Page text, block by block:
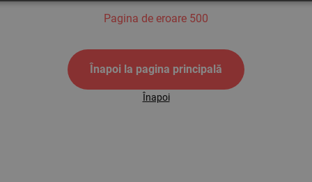
Pagina de eroare 500
Înapoi la pagina principală
Înapoi